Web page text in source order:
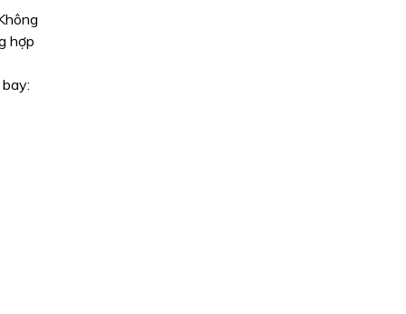
hợp